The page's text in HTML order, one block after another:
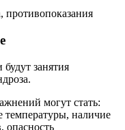
занятия
могут стать:
наличие
опасность